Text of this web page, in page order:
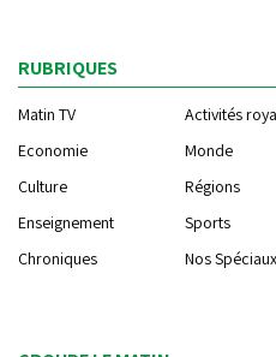
RUBRIQUES
Matin TV Activités
Economie
Monde
Culture
Régions
Enseignement
Sports
Chroniques
Nos Spéciaux